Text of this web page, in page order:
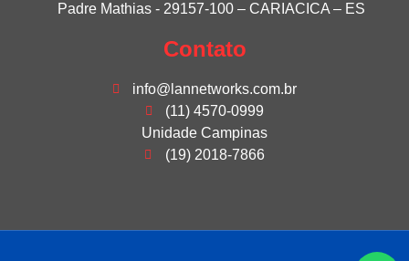
Padre Mathias - 29157-100 – CARIACICA – ES
Contato
info@lannetworks.com.br
(11) 4570-0999
Unidade Campinas
(19) 2018-7866